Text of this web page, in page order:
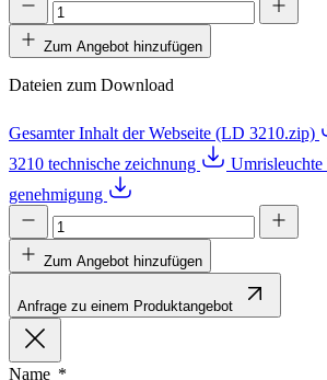
Zum Angebot hinzufügen
Dateien zum Download
Gesamter Inhalt der Webseite (LD 3210.zip)
3210 technische zeichnung
genehmigung
Zum Angebot hinzufügen
Anfrage zu einem Produktangebot
Name